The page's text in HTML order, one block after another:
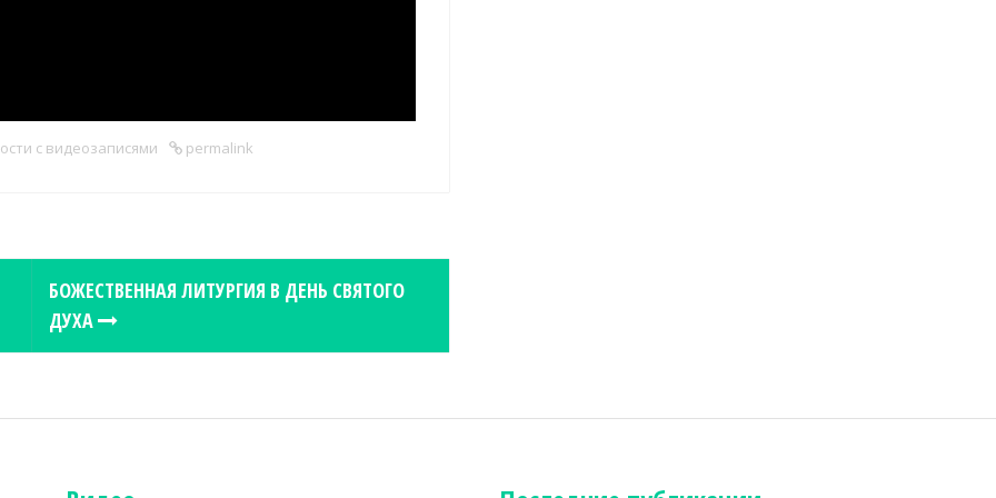
с видеозаписями permalink
БОЖЕСТВЕННАЯ ЛИТУРГИЯ В ДЕНЬ СВЯТОГО
ДУХА